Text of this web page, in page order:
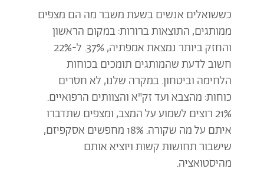
כששואלים אנשים בשעת משבר מה הם מצפים
ממותגים, התוצאות ברורות: במקום הראשון
והחזק ביותר נמצאת אמפתיה, 37%. ל-22%
חשוב לדעת שהמותגים תומכים בכוחות
הלחימה וביטחון. במקרה שלנו, לא חסרים
כוחות: מהצבא ועד זק"א והצוותים הרפואיים.
21% רוצים לשמוע על המצב, ומצפים שתדברו
איתם על מה שקורה. 18% מחפשים אסקפיזם,
שישבור תחושות קשות ויוציא אותם
מהיסטואציה.